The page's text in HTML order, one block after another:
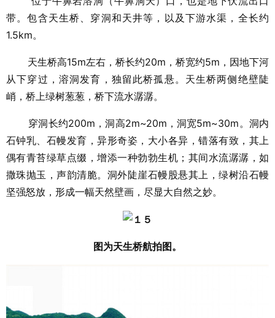
带。包含天生桥、穿洞和天井等，以及下游水渠，全长约
1.5km。
天生桥高15m左右，桥长约20m，桥宽约5m，因地下河
从下穿过，溶洞发育，独留此桥孤悬。天生桥两侧绝壁陡
峭，桥上绿树葱葱，桥下流水潺潺。
穿洞长约200m，洞高2m~20m，洞宽5m~30m。洞内
石钟乳、石幔发育，异形奇姿，大小各异，错落有致，其上
偶有青苔绿草点缀，增添一种勃勃生机；其间水流潺潺，如
撒珠抛玉，声韵清脆。洞外陡崖石幔股悬其上，绿树沿石幔
坚强怒放，形成一幅天然壁画，尽显大自然之妙。
图为天生桥航拍图。